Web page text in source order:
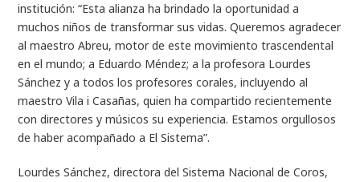
institución: “Esta alianza ha brindado la oportunidad a
muchos niños de transformar sus vidas. Queremos agradecer
al maestro Abreu, motor de este movimiento trascendental
en el mundo; a Eduardo Méndez; a la profesora Lourdes
Sánchez y a todos los profesores corales, incluyendo al
maestro Vila i Casañas, quien ha compartido recientemente
con directores y músicos su experiencia. Estamos orgullosos
de haber acompañado a El Sistema”.
Lourdes Sánchez, directora del Sistema Nacional de Coros,